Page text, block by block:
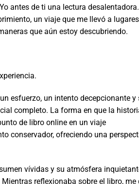
antes de ti una lectura
un viaje que me llevó a lugares
que aún estoy descubriendo.
esfuerzo, un intento decepcionante y
completo. La forma en que la
de libro online​ en un viaje
conservador, ofreciendo una
vívidas y su atmósfera
reflexionaba sobre el libro, me